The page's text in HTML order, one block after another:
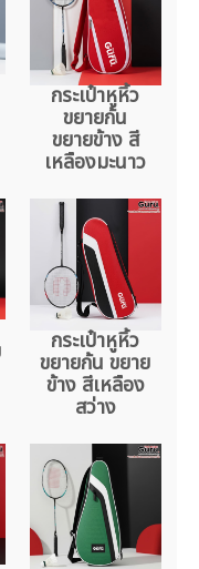
กระเป๋าหูหิ้ว
ขยายก้น
ขยายข้าง สี
เหลืองมะนาว
กระเป๋าหูหิ้ว
ขยายก้น ขยาย
ข้าง สีเหลือง
สว่าง